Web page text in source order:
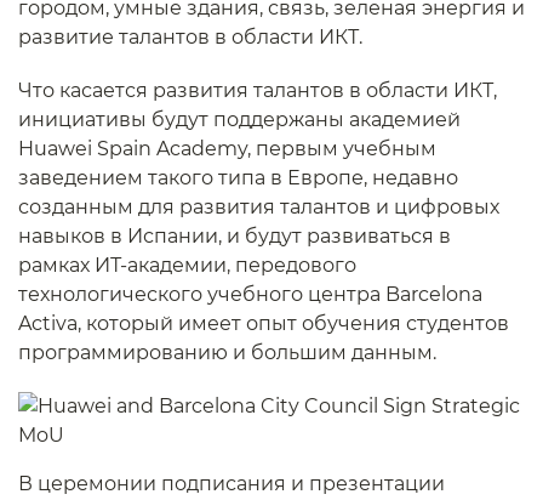
городом, умные здания, связь, зеленая энергия и
развитие талантов в области ИКТ.
Что касается развития талантов в области ИКТ,
инициативы будут поддержаны академией
Huawei Spain Academy, первым учебным
заведением такого типа в Европе, недавно
созданным для развития талантов и цифровых
навыков в Испании, и будут развиваться в
рамках ИТ-академии, передового
технологического учебного центра Barcelona
Activa, который имеет опыт обучения студентов
программированию и большим данным.
В церемонии подписания и презентации